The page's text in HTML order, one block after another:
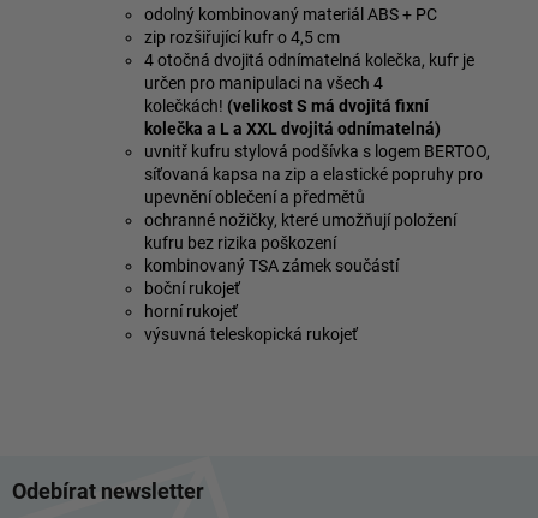
odolný kombinovaný materiál ABS + PC
zip rozšiřující kufr o 4,5 cm
4 otočná dvojitá odnímatelná kolečka, kufr je
určen pro manipulaci na všech 4
kolečkách! (velikost S má dvojitá fixní
kolečka a L a XXL dvojitá odnímatelná)
uvnitř kufru stylová podšívka s logem BERTOO,
síťovaná kapsa na zip a elastické popruhy pro
upevnění oblečení a předmětů
ochranné nožičky, které umožňují položení
kufru bez rizika poškození
kombinovaný TSA zámek součástí
boční rukojeť
horní rukojeť
výsuvná teleskopická rukojeť
áOdebírat newsletter